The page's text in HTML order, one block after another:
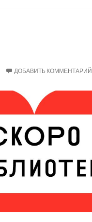
ДОБАВИТЬ КОММЕНТАРИЙ